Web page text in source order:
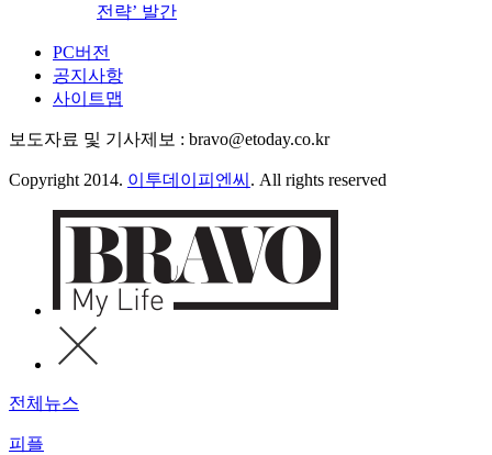
전략’ 발간
PC버전
공지사항
사이트맵
보도자료 및 기사제보 : bravo@etoday.co.kr
Copyright 2014. 이투데이피엔씨 . All rights reserved
전체뉴스
피플